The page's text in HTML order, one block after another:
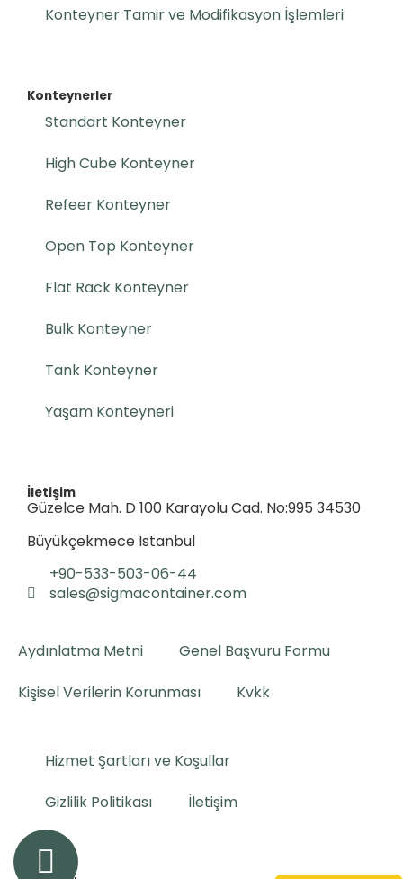
Konteyner Tamir ve Modifikasyon İşlemleri
Konteynerler
Standart Konteyner
High Cube Konteyner
Refeer Konteyner
Open Top Konteyner
Flat Rack Konteyner
Bulk Konteyner
Tank Konteyner
Yaşam Konteyneri
İletişim
Güzelce Mah. D 100 Karayolu Cad. No:995 34530
Büyükçekmece İstanbul
+90-533-503-06-44
sales@sigmacontainer.com
Aydınlatma Metni
Genel Başvuru Formu
Kişisel Verilerin Korunması
Kvkk
Hizmet Şartları ve Koşullar
Gizlilik Politikası
İletişim